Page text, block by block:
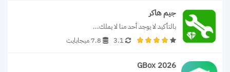
جيم هاكر
بالتأكيد لا يوجد أحد منا لا يملك...
3.1
7.8 ميجابايت
GBox 2026